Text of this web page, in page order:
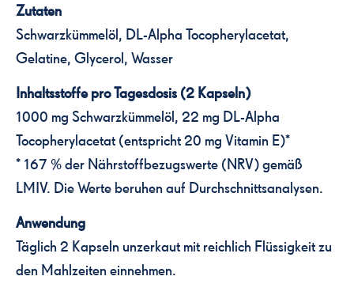
Zutaten
Schwarzkümmelöl, DL-Alpha Tocopherylacetat,
Gelatine, Glycerol, Wasser
Inhaltsstoffe pro Tagesdosis (2 Kapseln)
1000 mg Schwarzkümmelöl, 22 mg DL-Alpha
Tocopherylacetat (entspricht 20 mg Vitamin E)*
* 167 % der Nährstoffbezugswerte (NRV) gemäß
LMIV. Die Werte beruhen auf Durchschnittsanalysen.
Anwendung
Täglich 2 Kapseln unzerkaut mit reichlich Flüssigkeit zu
den Mahlzeiten einnehmen.